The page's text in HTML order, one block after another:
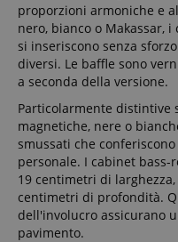
proporzioni armoniche e
nero, bianco o Makassar,
si inseriscono senza
diversi. Le baffle sono
a seconda della versione.
Particolarmente distintive
magnetiche, nere o
smussati che
personale. I cabinet
19 centimetri di
centimetri di profondità.
dell'involucro assicurano
pavimento.